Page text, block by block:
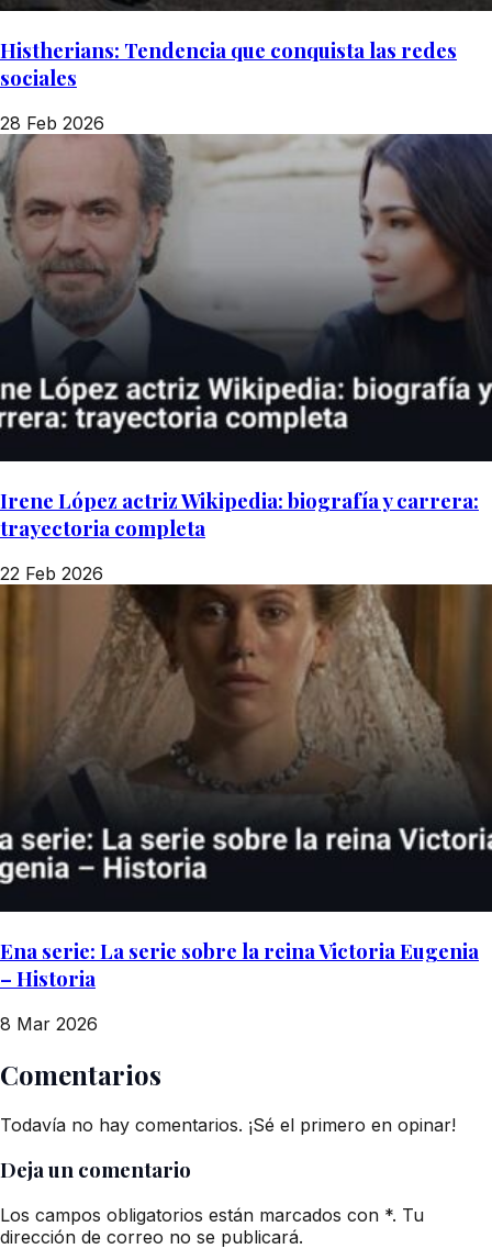
Histherians: Tendencia que conquista las redes
sociales
28 Feb 2026
Irene López actriz Wikipedia: biografía y carrera:
trayectoria completa
22 Feb 2026
Ena serie: La serie sobre la reina Victoria Eugenia
– Historia
8 Mar 2026
Comentarios
Todavía no hay comentarios. ¡Sé el primero en opinar!
Deja un comentario
Los campos obligatorios están marcados con *. Tu
dirección de correo no se publicará.